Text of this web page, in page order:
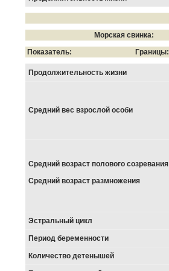
Морская свинка:
Показатель: Границы:
Продолжительность жизни
Средний вес взрослой особи
Средний возраст полового созревания
Средний возраст размножения
Эстральный цикл
Период беременности
Количество детенышей